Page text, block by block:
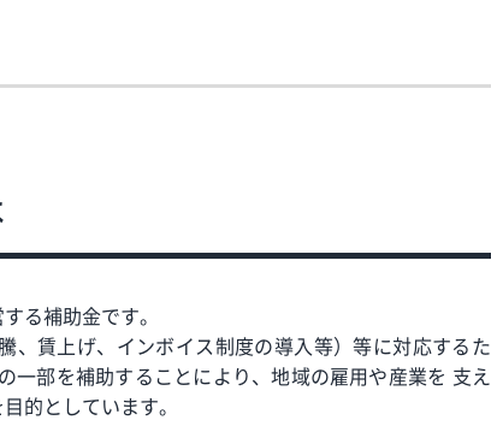
る補助金です。
、賃上げ、インボイス制度の導入等）等に対応するた
一部を補助することにより、地域の雇用や産業を 支え
的としています。